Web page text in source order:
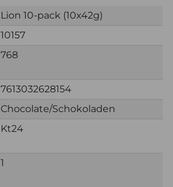
Lion 10-pack (10x42g)
10157
768
7613032628154
Chocolate/Schokoladen
Kt24
1